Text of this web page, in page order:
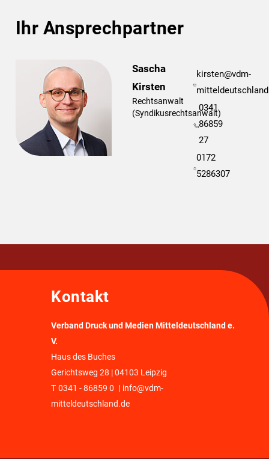
Ihr Ansprechpartner
Sascha
Kirsten
Rechtsanwalt
(Syndikusrechtsanwalt)
kirsten@vdm-
0341
86859
27
0172
5286307
Kontakt
Verband Druck und Medien Mitteldeutschland e.
V.
Haus des Buches
Gerichtsweg 28 | 04103 Leipzig
T 0341 - 86859 0 | info@vdm-
mitteldeutschland.de